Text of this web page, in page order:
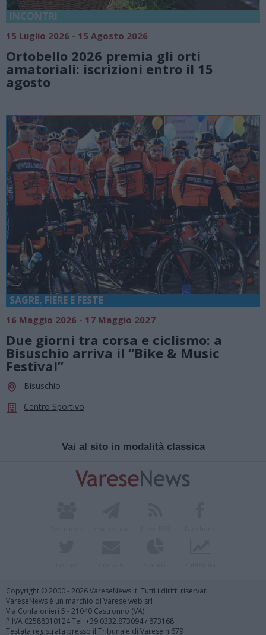
INCONTRI
15 Luglio 2026 - 15 Agosto 2026
Ortobello 2026 premia gli orti
amatoriali: iscrizioni entro il 15
agosto
SAGRE, FIERE E FESTE
16 Maggio 2026 - 17 Maggio 2027
Due giorni tra corsa e ciclismo: a
Bisuschio arriva il “Bike & Music
Festival”
Bisuschio
Centro Sportivo
Vai al sito in modalità classica
Copyright © 2000 - 2026 VareseNews.it. Tutti i diritti riservati
VareseNews è un marchio di Varese web srl
Via Confalonieri 5 - 21040 Castronno (VA)
P.IVA 02588310124 Tel. +39.0332.873094 / 873168
Testata registrata presso il Tribunale di Varese n.679